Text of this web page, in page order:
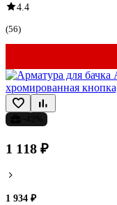
4.4
(56)
1 118 ₽
1 934 ₽